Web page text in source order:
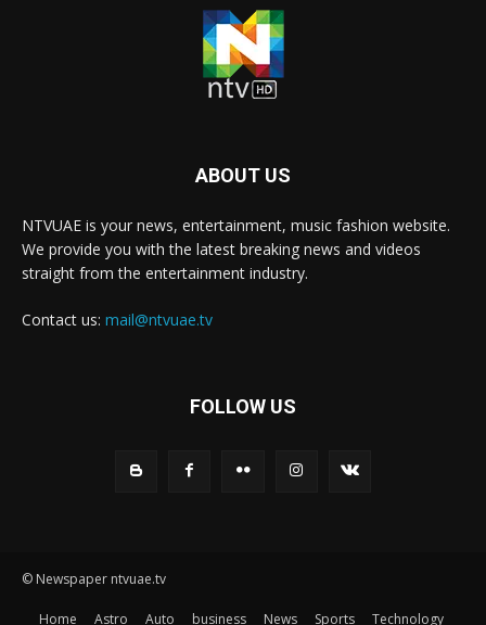
ABOUT US
NTVUAE is your news, entertainment, music fashion website.
We provide you with the latest breaking news and videos
straight from the entertainment industry.
Contact us: mail@ntvuae.tv
FOLLOW US
© Newspaper ntvuae.tv
Home Astro Auto business News Sports Technology